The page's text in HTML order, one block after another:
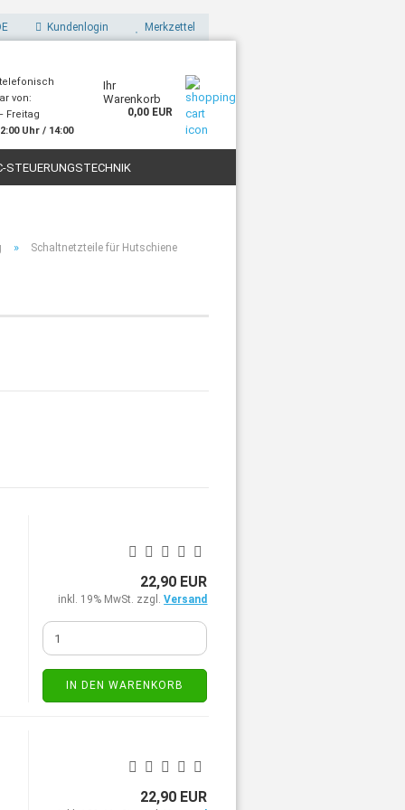
Kundenlogin Merkzettel
von:
Freitag
Uhr / 14:00
Ihr
Warenkorb
0,00 EUR
STEUERUNGSTECHNIK
» Schaltnetzteile für Hutschiene
22,90 EUR
inkl. 19% MwSt. zzgl.Versand
IN DEN WARENKORB
22,90 EUR